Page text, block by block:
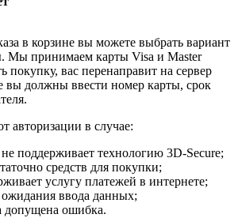
в корзине вы можете выбрать вариант
Мы принимаем карты Visa и Master
покупку, вас перенаправит на сервер
вы должны ввести номер карты, срок
авторизации в случае:
поддерживает технологию 3D-Secure;
средств для покупки;
услугу платежей в интернете;
ожидания ввода данных;
допущена ошибка.